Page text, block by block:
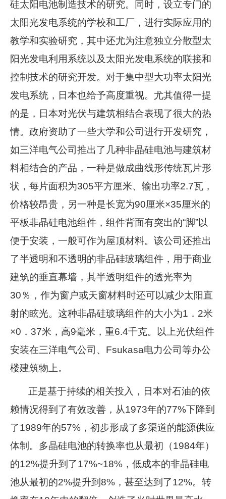
硅太阳电池制造技术的研究。同时，设立专门的
太阳光发电系统的学校和工厂，进行实际应用的
教学和实验研究，其中还尤为注意独立分散型太
阳光发电利用系统以及太阳光发电系统的联接和
控制技术的研究开发。对于集中型大功率太阳光
发电系统，日本也给予高度重视。尤其值得一提
的是，日本对光伏与建筑相结合表现了很大的热
情。政府资助了一些大学和公司进行开发研究，
如三洋电气公司推出了几种非晶硅电池与建筑材
料相结合的产品，一种是做成曲线形传统瓦片形
状，每片面积为305平方厘米、输出功率2.7瓦，
价格较昂贵，另一种是长宽为90厘米×35厘米的
平板非晶硅电池组件，组件背面有突出的“脚”以
便于安装，一般可作为屋顶材料。该公司还推出
了半透明和不透明的非品硅玻璃组件，用于商业
建筑的垂直幕墙，其半透明组件的透光率为
30％，作为窗户或天窗材料时还可以减少太阳直
射的眩光。这种非晶硅玻璃组件的大小为1．2米
×0．37米，高9毫米，重6.4千克。以上光伏组件
安装在三洋电气公司、Fsukasa电力公司等办公
楼建筑物上。
正是基于持续的相关投入，日本对石油的依
赖情况得到了有效改善，从1973年的77%下降到
了1989年的57%，初步形成了多渠道的能源供应
体制。多晶硅电池的转换率也从最初（1984年）
的12%提升到了17%~18%，低成本的非晶硅电
池从最初的2%提升到8%，甚至达到了12%。转